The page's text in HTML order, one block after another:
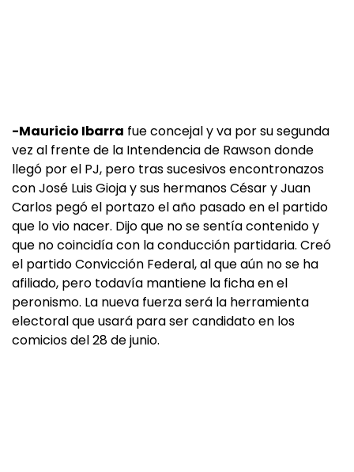
-Mauricio Ibarra fue concejal y va por su segunda
vez al frente de la Intendencia de Rawson donde
llegó por el PJ, pero tras sucesivos encontronazos
con José Luis Gioja y sus hermanos César y Juan
Carlos pegó el portazo el año pasado en el partido
que lo vio nacer. Dijo que no se sentía contenido y
que no coincidía con la conducción partidaria. Creó
el partido Convicción Federal, al que aún no se ha
afiliado, pero todavía mantiene la ficha en el
peronismo. La nueva fuerza será la herramienta
electoral que usará para ser candidato en los
comicios del 28 de junio.